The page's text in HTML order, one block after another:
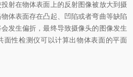
射在物体表面上的反射图像被放大到摄
体表面存在凸起、凹陷或者弯曲等缺陷
发生偏折，最终导致摄像头的图像发生
面性检测仪可以计算出物体表面的平面